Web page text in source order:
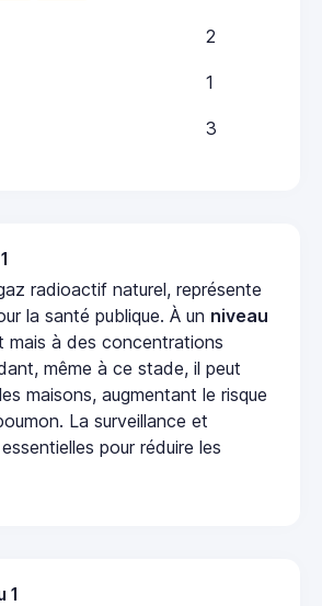
2
1
3
radioactif naturel, représente
la santé publique. À un niveau
mais à des concentrations
même à ce stade, il peut
maisons, augmentant le risque
La surveillance et
pour réduire les
1